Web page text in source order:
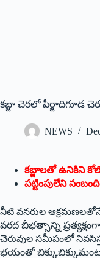
కబ్జా చెరలో పీర్జాదిగూడ
NEWS
కబ్జాలతో ఉనికిని
పట్టింపులేని
నీటి వనరుల
వరద బీభత్సాన్ని
చెరువుల సమీపంలో
భయంతో